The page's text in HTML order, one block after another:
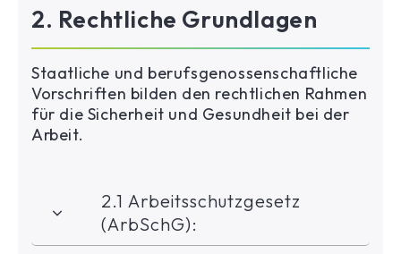
2. Rechtliche Grundlagen
Staatliche und berufsgenossenschaftliche
Vorschriften bilden den rechtlichen Rahmen
für die Sicherheit und Gesundheit bei der
Arbeit.
2.1 Arbeitsschutzgesetz
(ArbSchG):